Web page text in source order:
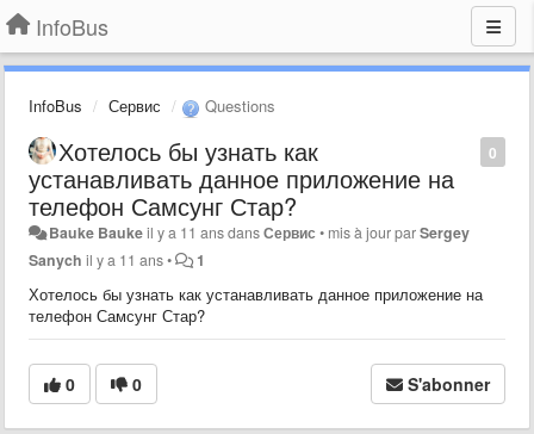
InfoBus
InfoBus Сервис Questions
0
Хотелось бы узнать как
устанавливать данное приложение на
телефон Самсунг Стар?
Bauke Baukeil y a 11 ansdansСервис • mis à jour parSergey
Sanych il y a 11 ans• 1
Хотелось бы узнать как устанавливать данное приложение на
телефон Самсунг Стар?
0 0 S'abonner